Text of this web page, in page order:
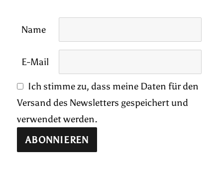
Name
E-Mail
Ich stimme zu, dass meine Daten für den
Versand des Newsletters gespeichert und
verwendet werden.